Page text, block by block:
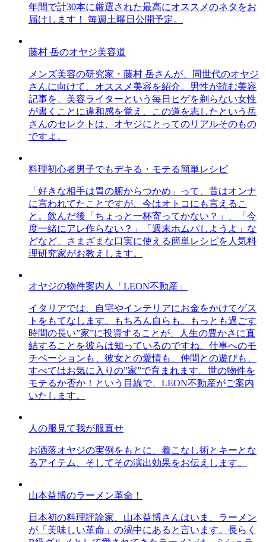
年間で計30本に厳選された最高にオススメのネタをお
届けします！ 毎週土曜日公開予定。
藤村 岳のオヤジ美容道
メンズ美容の研究家・藤村 岳さんが、同世代のオヤジ
さんに向けて、オススメ美容を紹介。男性が読む美容
記事を、美容ライターという毎日ヒゲを剃らない女性
が書くことに違和感を覚え、この道を志したという岳
さんのセレクトは、オヤジにとってのリアルそのもの
ですよ。
料理初心者男子でもデキる・モテる簡単レシピ
「好きな相手は胃の腑からつかめ」って、昔はオンナ
に言われてたことですが、今はオトコにも言えるこ
と。飲んだ後「ちょっと一杯寄ってかない？」、「今
度一緒にアレ作らない？」「週末ホムパしようよ」な
どなど、さまざまな口実に使える簡単レシピを人気料
理研究家がお教えします。
オヤジの物件案内人「LEON不動産」
イタリアでは、自宅やインテリアにお金をかけてゲス
トをもてなします。もちろん自らも。もっとも過ごす
時間の長い”家”に投資することが、人生の豊かさに直
結することを彼らは知っているのですね。仕事へのモ
チベーションも、彼女との愛情も、仲間との遊びも、
すべてはお気に入りの”家”で育まれます。世の物件を
モテるか否か！という目線で、LEON不動産がご案内
いたします。
人の服見て我が服直せ
お洒落オヤジの実例をもとに、着こなし術とキーとな
るアイテム、そしてその演出効果をお伝えします。
山本益博のラーメン革命！
日本初の料理評論家、山本益博さんはいま、ラーメン
が「美味しい革命」の渦中にあると言います。長らく